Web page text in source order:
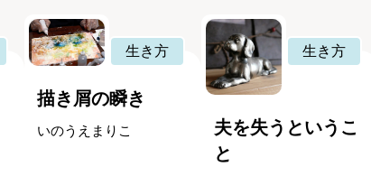
生き方
描き屑の瞬き
いのうえまりこ
生き方
夫を失うというこ
と